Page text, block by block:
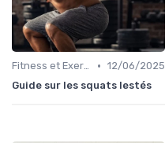
Fitness et Exercices • 12/06/2025
Guide sur les squats lestés